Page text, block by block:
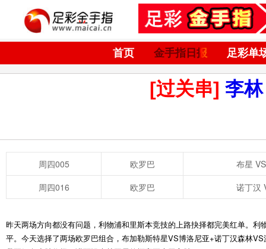
首页 金手指日报 足彩单
[过关串] 李林
周四005 欧罗巴
布星
周四016
欧罗巴 诺丁汉
昨天两场方向都没有问题，利物浦和里斯本竞技的上路抉择都完美红单。
平。今天选择了两场欧罗巴组合，布加勒斯特星VS博洛尼亚+诺丁汉森林